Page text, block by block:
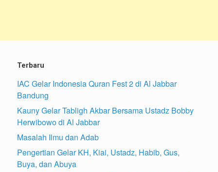
Terbaru
IAC Gelar Indonesia Quran Fest 2 di Al Jabbar
Bandung
Kauny Gelar Tabligh Akbar Bersama Ustadz Bobby
Herwibowo di Al Jabbar
Masalah Ilmu dan Adab
Pengertian Gelar KH, Kiai, Ustadz, Habib, Gus,
Buya, dan Abuya